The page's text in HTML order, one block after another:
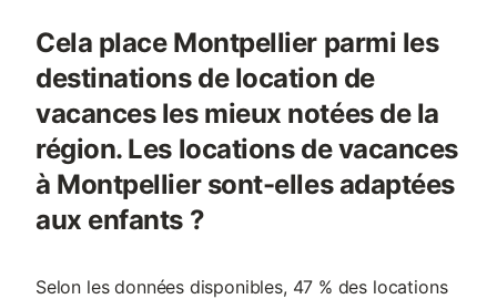
Cela place Montpellier parmi les
destinations de location de
vacances les mieux notées de la
région. Les locations de vacances
à Montpellier sont-elles adaptées
aux enfants ?
Selon les données disponibles, 47 % des locations